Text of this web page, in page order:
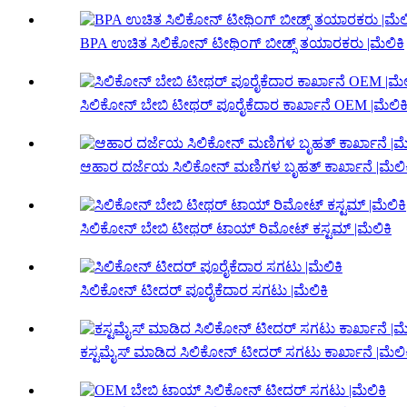
BPA ಉಚಿತ ಸಿಲಿಕೋನ್ ಟೀಥಿಂಗ್ ಬೀಡ್ಸ್ ತಯಾರಕರು |ಮೆಲಿಕಿ
ಸಿಲಿಕೋನ್ ಬೇಬಿ ಟೀಥರ್ ಪೂರೈಕೆದಾರ ಕಾರ್ಖಾನೆ OEM |ಮೆಲಿಕಿ
ಆಹಾರ ದರ್ಜೆಯ ಸಿಲಿಕೋನ್ ಮಣಿಗಳ ಬೃಹತ್ ಕಾರ್ಖಾನೆ
ಸಿಲಿಕೋನ್ ಬೇಬಿ ಟೀಥರ್ ಟಾಯ್ ರಿಮೋಟ್ ಕಸ್ಟಮ್ |ಮೆಲಿಕಿ
ಸಿಲಿಕೋನ್ ಟೀದರ್ ಪೂರೈಕೆದಾರ ಸಗಟು |ಮೆಲಿಕಿ
ಕಸ್ಟಮೈಸ್ ಮಾಡಿದ ಸಿಲಿಕೋನ್ ಟೀದರ್ ಸಗಟು ಕಾರ್ಖಾನೆ